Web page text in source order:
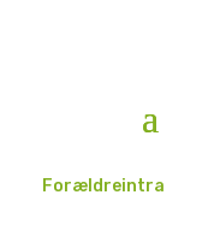
Forældreintra